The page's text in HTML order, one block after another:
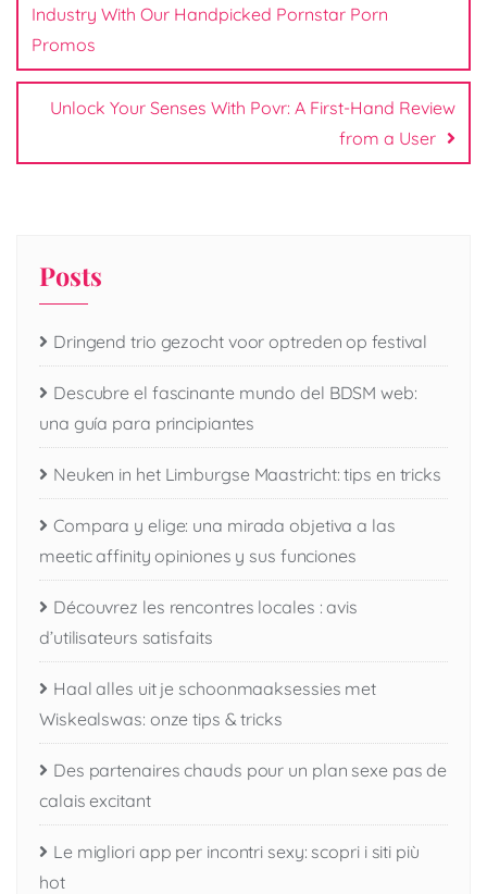
Industry With Our Handpicked Pornstar Porn
Promos
Unlock Your Senses With Povr: A First-Hand Review
from a User
Posts
Dringend trio gezocht voor optreden op festival
Descubre el fascinante mundo del BDSM web:
una guía para principiantes
Neuken in het Limburgse Maastricht: tips en tricks
Compara y elige: una mirada objetiva a las
meetic affinity opiniones y sus funciones
Découvrez les rencontres locales : avis
d’utilisateurs satisfaits
Haal alles uit je schoonmaaksessies met
Wiskealswas: onze tips & tricks
Des partenaires chauds pour un plan sexe pas de
calais excitant
Le migliori app per incontri sexy: scopri i siti più
hot